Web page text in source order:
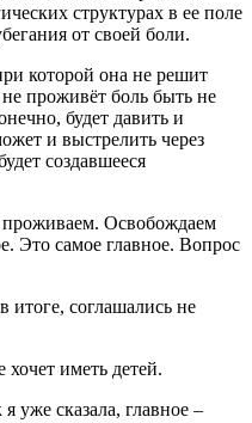
структурах в ее поле
от своей боли.
которой она не решит
проживёт боль быть не
будет давить и
и выстрелить через
создавшееся
Освобождаем
Это самое главное. Вопрос
соглашались не
иметь детей.
уже сказала, главное –